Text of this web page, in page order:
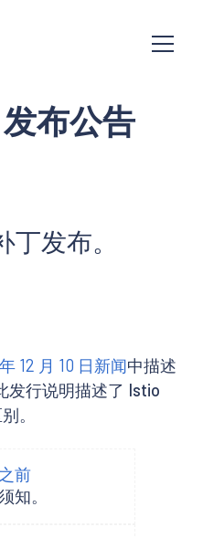
布公告
丁发布。
12 月 10 日新闻中描述
发行说明描述了 Istio
。
前
知。